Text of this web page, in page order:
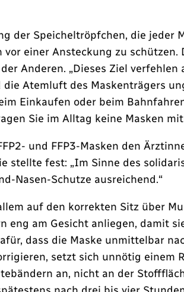
der Speicheltröpfchen, die jeder
einer Ansteckung zu
Anderen. „Dieses Ziel
Atemluft des Maskenträgers
Einkaufen oder beim
Sie im Alltag keine Masken
und FFP3-Masken den
stellte fest: „Im Sinne des
Nasen-Schutze ausreichend.“
auf den korrekten Sitz über
eng am Gesicht anliegen, damit
dass die Maske unmittelbar
setzt sich unnötig einem
an, nicht an der